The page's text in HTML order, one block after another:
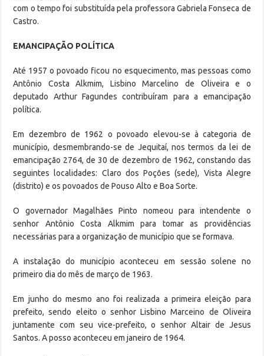
com o tempo foi substituída pela professora Gabriela Fonseca de
Castro.
EMANCIPAÇÃO POLÍTICA
Até 1957 o povoado ficou no esquecimento, mas pessoas como
Antônio Costa Alkmim, Lisbino Marcelino de Oliveira e o
deputado Arthur Fagundes contribuíram para a emancipação
política.
Em dezembro de 1962 o povoado elevou-se à categoria de
município, desmembrando-se de Jequitaí, nos termos da lei de
emancipação 2764, de 30 de dezembro de 1962, constando das
seguintes localidades: Claro dos Poções (sede), Vista Alegre
(distrito) e os povoados de Pouso Alto e Boa Sorte.
O governador Magalhães Pinto nomeou para intendente o
senhor Antônio Costa Alkmim para tomar as providências
necessárias para a organização de município que se formava.
A instalação do município aconteceu em sessão solene no
primeiro dia do mês de março de 1963.
Em junho do mesmo ano foi realizada a primeira eleição para
prefeito, sendo eleito o senhor Lisbino Marceino de Oliveira
juntamente com seu vice-prefeito, o senhor Altair de Jesus
Santos. A posso aconteceu em janeiro de 1964.